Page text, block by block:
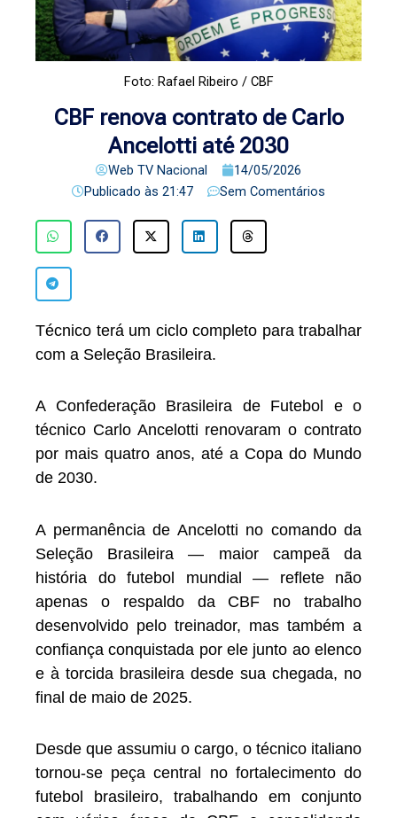
Foto: Rafael Ribeiro / CBF
CBF renova contrato de Carlo
Ancelotti até 2030
Web TV Nacional
14/05/2026
Publicado às 21:47 Sem Comentários
Técnico terá um ciclo completo para trabalhar
com a Seleção Brasileira.
A Confederação Brasileira de Futebol e o
técnico Carlo Ancelotti renovaram o contrato
por mais quatro anos, até a Copa do Mundo
de 2030.
A permanência de Ancelotti no comando da
Seleção Brasileira — maior campeã da
história do futebol mundial — reflete não
apenas o respaldo da CBF no trabalho
desenvolvido pelo treinador, mas também a
confiança conquistada por ele junto ao elenco
e à torcida brasileira desde sua chegada, no
final de maio de 2025.
Desde que assumiu o cargo, o técnico italiano
tornou-se peça central no fortalecimento do
futebol brasileiro, trabalhando em conjunto